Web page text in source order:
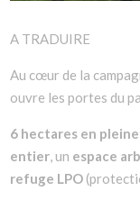
A TRADUIRE
Au cœur de la
ouvre les portes du
6 hectares en
entier, un espace
refuge LPO